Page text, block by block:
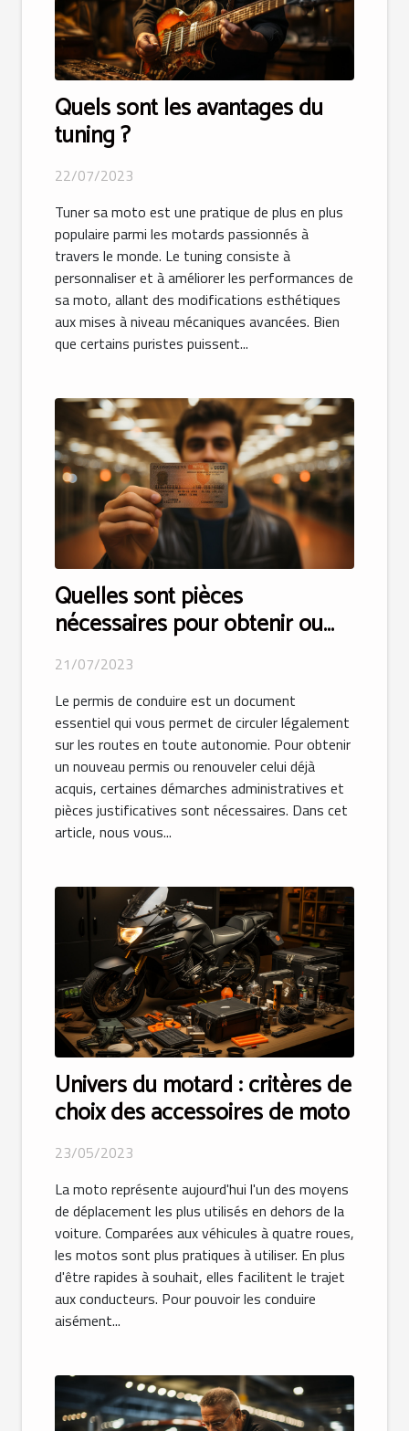
Quels sont les avantages du
tuning ?
22/07/2023
Tuner sa moto est une pratique de plus en plus
populaire parmi les motards passionnés à
travers le monde. Le tuning consiste à
personnaliser et à améliorer les performances de
sa moto, allant des modifications esthétiques
aux mises à niveau mécaniques avancées. Bien
que certains puristes puissent...
Quelles sont pièces
nécessaires pour obtenir ou
renouveler votre permis de
conduire ?
21/07/2023
Le permis de conduire est un document
essentiel qui vous permet de circuler légalement
sur les routes en toute autonomie. Pour obtenir
un nouveau permis ou renouveler celui déjà
acquis, certaines démarches administratives et
pièces justificatives sont nécessaires. Dans cet
article, nous vous...
Univers du motard : critères de
choix des accessoires de moto
23/05/2023
La moto représente aujourd'hui l'un des moyens
de déplacement les plus utilisés en dehors de la
voiture. Comparées aux véhicules à quatre roues,
les motos sont plus pratiques à utiliser. En plus
d'être rapides à souhait, elles facilitent le trajet
aux conducteurs. Pour pouvoir les conduire
aisément...